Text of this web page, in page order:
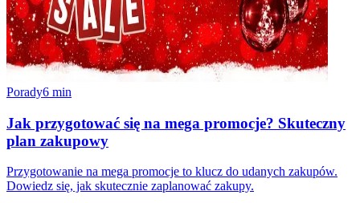
Porady6 min
Jak przygotować się na mega promocje? Skuteczny
plan zakupowy
Przygotowanie na mega promocje to klucz do udanych zakupów.
Dowiedz się, jak skutecznie zaplanować zakupy.